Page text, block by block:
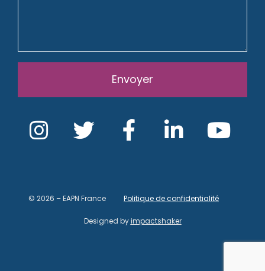
Envoyer
© 2026 – EAPN France Politique de confidentialité
Designed byimpactshaker